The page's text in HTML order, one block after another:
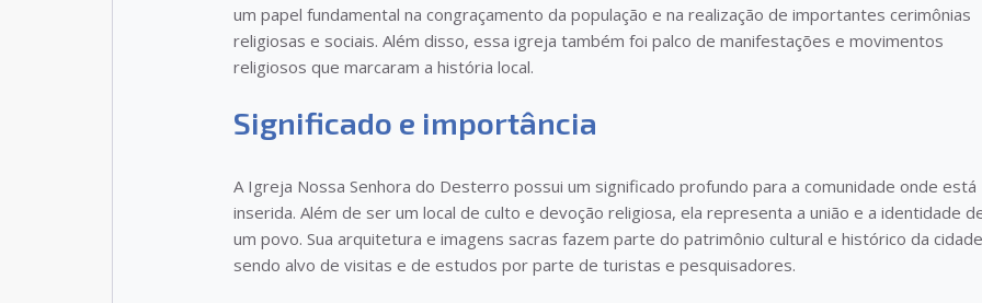
um papel fundamental na congraçamento da população e na realização de importantes cerimônias
religiosas e sociais. Além disso, essa igreja também foi palco de manifestações e movimentos
religiosos que marcaram a história local.
Significado e importância
A Igreja Nossa Senhora do Desterro possui um significado profundo para a comunidade onde está
inserida. Além de ser um local de culto e devoção religiosa, ela representa a união e a identidade
um povo. Sua arquitetura e imagens sacras fazem parte do patrimônio cultural e histórico da
sendo alvo de visitas e de estudos por parte de turistas e pesquisadores.